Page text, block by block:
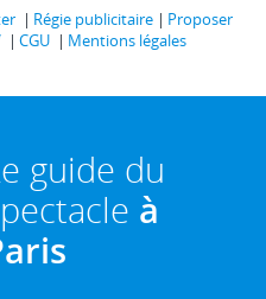
Régie publicitaire
Proposer
CGU
Mentions légales
guide du
à